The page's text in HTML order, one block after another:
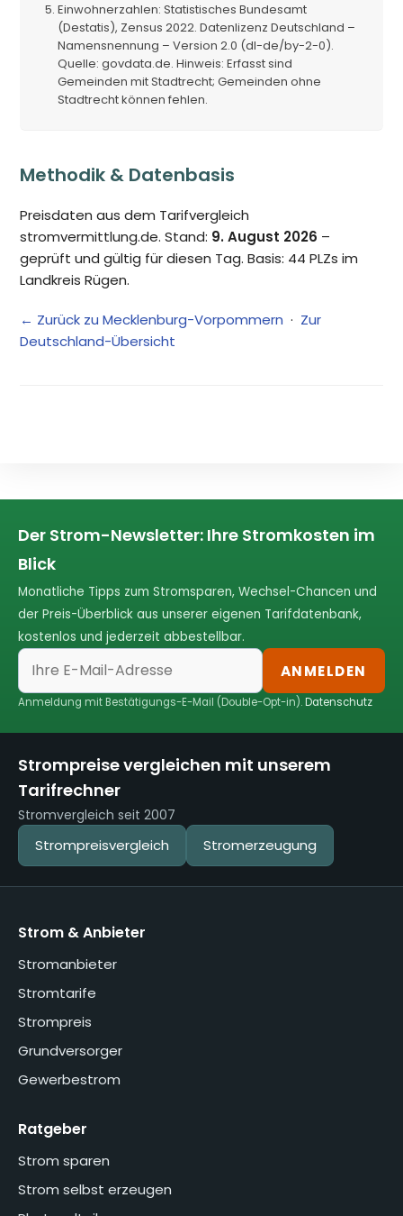
Einwohnerzahlen: Statistisches Bundesamt
(Destatis), Zensus 2022. Datenlizenz Deutschland –
Namensnennung – Version 2.0 (dl-de/by-2-0).
Quelle: govdata.de. Hinweis: Erfasst sind
Gemeinden mit Stadtrecht; Gemeinden ohne
Stadtrecht können fehlen.
Methodik & Datenbasis
Preisdaten aus dem Tarifvergleich
stromvermittlung.de. Stand: 9. August 2026 –
geprüft und gültig für diesen Tag. Basis: 44 PLZs im
Landkreis Rügen.
← Zurück zu Mecklenburg-Vorpommern · Zur
Deutschland-Übersicht
Der Strom-Newsletter: Ihre Stromkosten im
Blick
Monatliche Tipps zum Stromsparen, Wechsel-Chancen und
der Preis-Überblick aus unserer eigenen Tarifdatenbank,
kostenlos und jederzeit abbestellbar.
ANMELDEN
Anmeldung mit Bestätigungs-E-Mail (Double-Opt-in).Datenschutz
Strompreise vergleichen mit unserem
Tarifrechner
Stromvergleich seit 2007
Strompreisvergleich Stromerzeugung
Strom & Anbieter
Stromanbieter
Stromtarife
Strompreis
Grundversorger
Gewerbestrom
Ratgeber
Strom sparen
Strom selbst erzeugen